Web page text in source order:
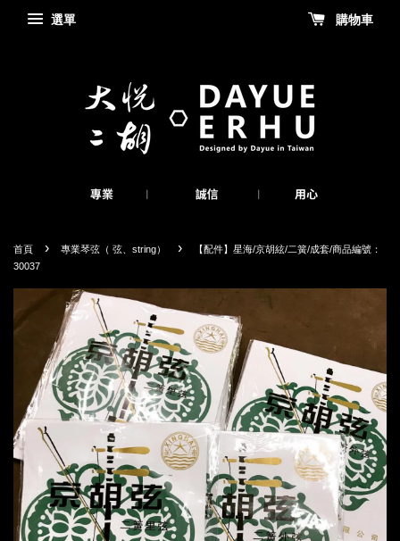
選單 購物車
首頁 › 專業琴弦（ 弦、string） ›
【配件】星海/京胡絃/二簧/成套/商品編號：
30037